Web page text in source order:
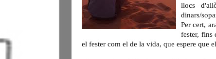
llocs
dinars/
Per cert,
fester, fins
el fester com el de la vida, que espere que